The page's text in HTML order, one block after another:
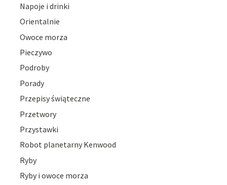
Napoje i drinki
Orientalnie
Owoce morza
Pieczywo
Podroby
Porady
Przepisy świąteczne
Przetwory
Przystawki
Robot planetarny Kenwood
Ryby
Ryby i owoce morza